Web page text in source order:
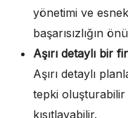
yönetimi ve
başarısızlığın
Aşırı detaylı bir
Aşırı detaylı
tepki
kısıtlayabilir.